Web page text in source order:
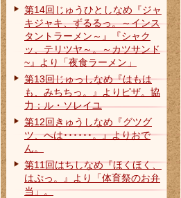
第14回じゅうひとしなめ『ジャ
キジャキ、ずるるっ。～インス
タントラーメン～』『シャク
ッ、テリツヤ～。～カツサンド
~』より「夜食ラーメン」
第13回じゅっしなめ『はもは
も、みちちっ。』よりピザ。協
力：ル・ソレイユ
第12回きゅうしなめ『グツグ
ツ、へは･･････。』よりおで
ん。
第11回はちしなめ『ほくほく、
はぷっ。』より「体育祭のお弁
当」。